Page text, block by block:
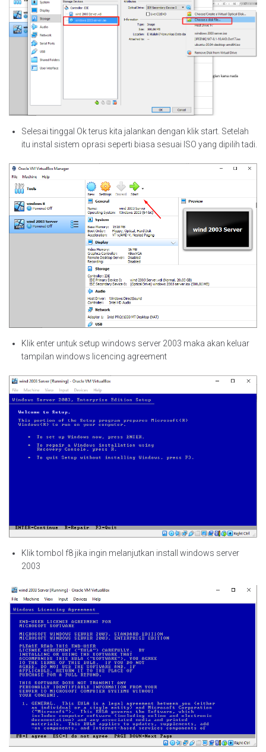
Selesai tinggal Ok terus kita jalankan dengan klik start. Setelah
itu instal sistem oprasi seperti biasa sesuai ISO yang dipilih tadi.
Klik enter untuk setup windows server 2003 maka akan keluar
tampilan windows licencing agreement
Klik tombol f8 jika ingin melanjutkan install windows server
2003